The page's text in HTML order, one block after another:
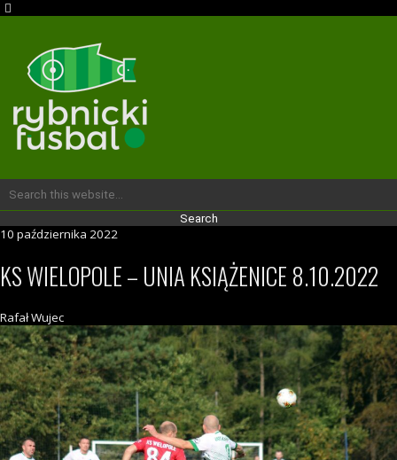
10 października 2022
KS WIELOPOLE – UNIA KSIĄŻENICE 8.10.2022
Rafał Wujec